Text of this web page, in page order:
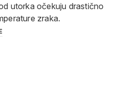
utorka očekuju drastično
zraka.